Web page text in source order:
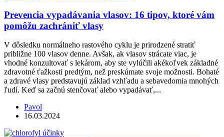
Prevencia vypadávania vlasov: 16 tipov, ktoré vám
pomôžu zachrániť vlasy
V dôsledku normálneho rastového cyklu je prirodzené stratiť
približne 100 vlasov denne. Avšak, ak vlasov strácate viac, je
vhodné konzultovať s lekárom, aby ste vylúčili akékoľvek základné
zdravotné ťažkosti predtým, než preskúmate svoje možnosti. Bohaté
a zdravé vlasy predstavujú základ vzhľadu a sebavedomia mnohých
ľudí. Keď sa začnú stenčovať alebo vypadávať,...
Pavol
16.03.2024